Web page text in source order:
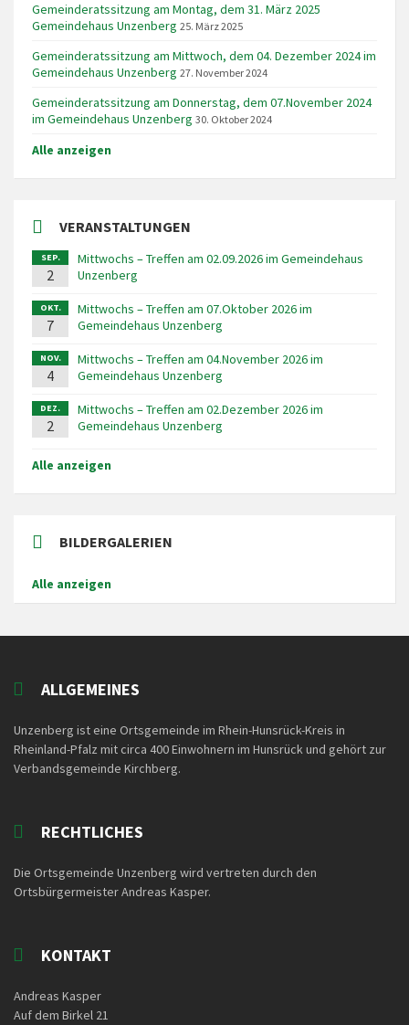
Gemeinderatssitzung am Montag, dem 31. März 2025
Gemeindehaus Unzenberg 25. März 2025
Gemeinderatssitzung am Mittwoch, dem 04. Dezember 2024 im
Gemeindehaus Unzenberg 27. November 2024
Gemeinderatssitzung am Donnerstag, dem 07.November 2024
im Gemeindehaus Unzenberg 30. Oktober 2024
Alle anzeigen
VERANSTALTUNGEN
SEP.
2
Mittwochs – Treffen am 02.09.2026 im Gemeindehaus
Unzenberg
OKT.
7
Mittwochs – Treffen am 07.Oktober 2026 im
Gemeindehaus Unzenberg
NOV.
4
Mittwochs – Treffen am 04.November 2026 im
Gemeindehaus Unzenberg
DEZ.
2
Mittwochs – Treffen am 02.Dezember 2026 im
Gemeindehaus Unzenberg
Alle anzeigen
BILDERGALERIEN
Alle anzeigen
ALLGEMEINES
Unzenberg ist eine Ortsgemeinde im Rhein-Hunsrück-Kreis in
Rheinland-Pfalz mit circa 400 Einwohnern im Hunsrück und gehört zur
Verbandsgemeinde Kirchberg.
RECHTLICHES
Die Ortsgemeinde Unzenberg wird vertreten durch den
Ortsbürgermeister Andreas Kasper.
KONTAKT
Andreas Kasper
Auf dem Birkel 21